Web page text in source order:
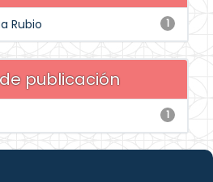
1
Rubio
publicación
1